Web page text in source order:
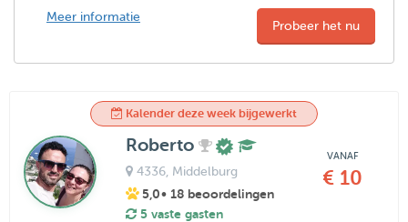
Meer informatie
Probeer het nu
Kalender deze week bijgewerkt
Roberto
4336, Middelburg
5,0• 18 beoordelingen
5 vaste gasten
VANAF
€ 10